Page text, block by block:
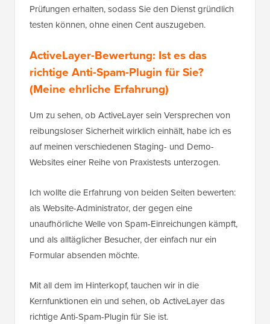
Prüfungen erhalten, sodass Sie den Dienst gründlich
testen können, ohne einen Cent auszugeben.
ActiveLayer-Bewertung: Ist es das
richtige Anti-Spam-Plugin für Sie?
(Meine ehrliche Erfahrung)
Um zu sehen, ob ActiveLayer sein Versprechen von
reibungsloser Sicherheit wirklich einhält, habe ich es
auf meinen verschiedenen Staging- und Demo-
Websites einer Reihe von Praxistests unterzogen.
Ich wollte die Erfahrung von beiden Seiten bewerten:
als Website-Administrator, der gegen eine
unaufhörliche Welle von Spam-Einreichungen kämpft,
und als alltäglicher Besucher, der einfach nur ein
Formular absenden möchte.
Mit all dem im Hinterkopf, tauchen wir in die
Kernfunktionen ein und sehen, ob ActiveLayer das
richtige Anti-Spam-Plugin für Sie ist.